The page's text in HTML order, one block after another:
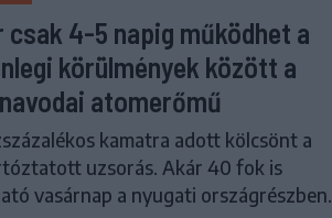
csak 4-5 napig működhet a
körülmények között a
atomerőmű
kamatra adott kölcsönt a
uzsorás. Akár 40 fok is
vasárnap a nyugati országrészben.